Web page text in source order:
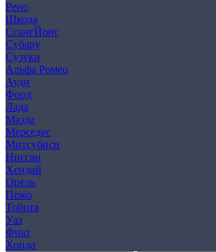
Рено
Шкода
СсангЙонг
Субару
Сузуки
Альфа Ромео
Ауди
Форд
Лада
Мазда
Мерседес
Митсубиси
Ниссан
Хендай
Опель
Пежо
Тойота
Уаз
Фиат
Хонда